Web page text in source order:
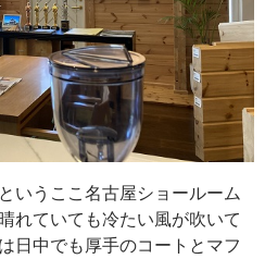
いうここ名古屋ショールーム
れていても冷たい風が吹いて
日中でも厚手のコートとマフ